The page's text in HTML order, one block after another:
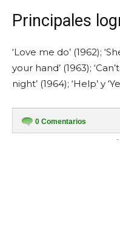
Principales
‘Love me do’ (1962);
your hand’ (1963);
night’ (1964); ‘Help’ y
0 Comentarios
-